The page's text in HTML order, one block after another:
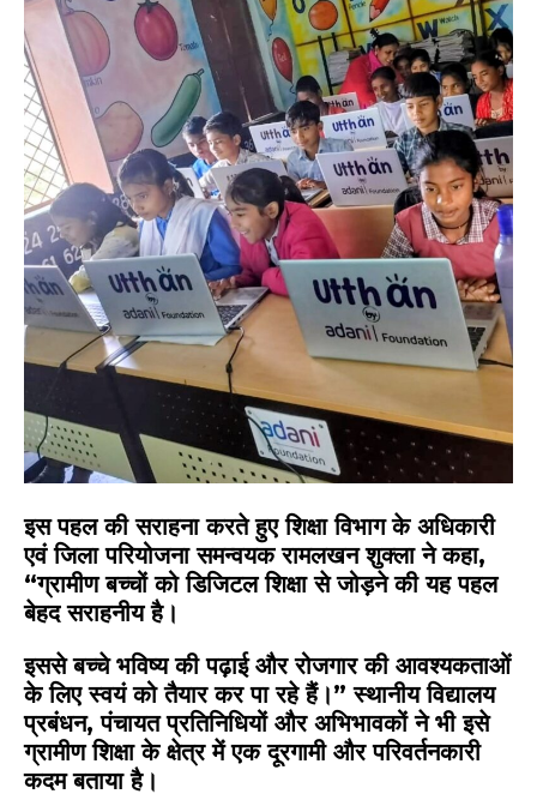
इस पहल की सराहना करते हुए शिक्षा विभाग के अधिकारी
एवं जिला परियोजना समन्वयक रामलखन शुक्ला ने कहा,
“ग्रामीण बच्चों को डिजिटल शिक्षा से जोड़ने की यह पहल
बेहद सराहनीय है।
इससे बच्चे भविष्य की पढ़ाई और रोजगार की आवश्यकताओं
के लिए स्वयं को तैयार कर पा रहे हैं।” स्थानीय विद्यालय
प्रबंधन, पंचायत प्रतिनिधियों और अभिभावकों ने भी इसे
ग्रामीण शिक्षा के क्षेत्र में एक दूरगामी और परिवर्तनकारी
कदम बताया है।